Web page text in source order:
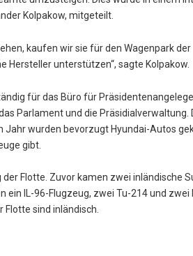
Kolpakow, mitgeteilt.
kaufen wir sie für den Wagenpark der
Hersteller unterstützen“, sagte Kolpakow.
für das Büro für
Parlament und die Präsidialverwaltung.
Jahr wurden bevorzugt Hyundai-Autos
gibt.
Flotte. Zuvor kamen zwei inländische
ein IL-96-Flugzeug, zwei Tu-214 und zwei
Flotte sind inländisch.